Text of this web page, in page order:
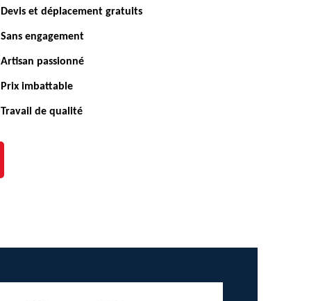
Devis et déplacement gratuits
Sans engagement
Artisan passionné
Prix imbattable
Travail de qualité